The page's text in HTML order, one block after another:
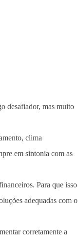
desafiador, mas muito
clima
em sintonia com as
Para que isso
adequadas com o
corretamente a